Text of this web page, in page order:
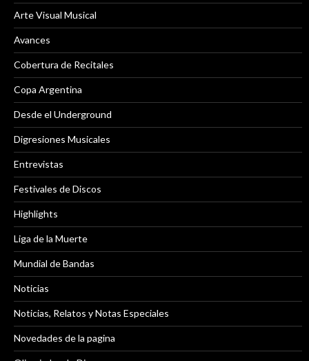
Arte Visual Musical
Avances
Cobertura de Recitales
Copa Argentina
Desde el Underground
Digresiones Musicales
Entrevistas
Festivales de Discos
Highlights
Liga de la Muerte
Mundial de Bandas
Noticias
Noticias, Relatos y Notas Especiales
Novedades de la pagina